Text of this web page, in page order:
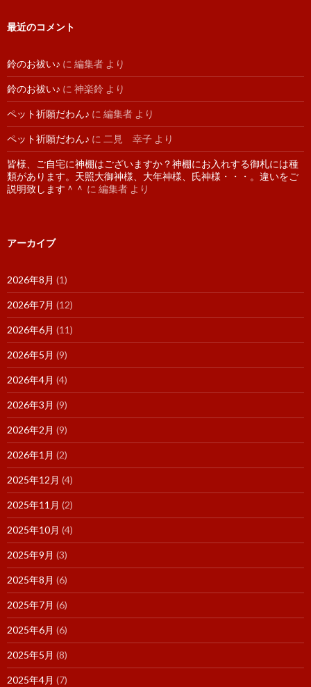
最近のコメント
鈴のお祓い♪ に 編集者 より
鈴のお祓い♪ に 神楽鈴 より
ペット祈願だわん♪ に 編集者 より
ペット祈願だわん♪ に 二見 幸子 より
皆様、ご自宅に神棚はございますか？神棚にお入れする御札には種
類があります。天照大御神様、大年神様、氏神様・・・。違いをご
説明致します＾＾ に 編集者 より
アーカイブ
2026年8月 (1)
2026年7月 (12)
2026年6月 (11)
2026年5月 (9)
2026年4月 (4)
2026年3月 (9)
2026年2月 (9)
2026年1月 (2)
2025年12月 (4)
2025年11月 (2)
2025年10月 (4)
2025年9月 (3)
2025年8月 (6)
2025年7月 (6)
2025年6月 (6)
2025年5月 (8)
2025年4月 (7)